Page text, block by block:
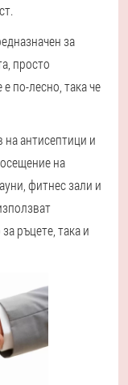
за
просто
по-лесно, така че
антисептици и
на
фитнес зали и
ръцете, така и